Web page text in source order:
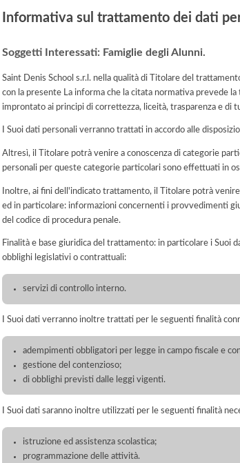
Informativa sul trattamento dei dati
Soggetti Interessati: Famiglie degli Alunni.
Saint Denis School s.r.l. nella qualità di Titolare del
con la presente La informa che la citata normativa prevede
improntato ai principi di correttezza, liceità, trasparenza e di
I Suoi dati personali verranno trattati in accordo alle
Altresì, il Titolare potrà venire a conoscenza di categorie
personali per queste categorie particolari sono effettuati in
Inoltre, ai fini dell'indicato trattamento, il Titolare potrà
ed in particolare: informazioni concernenti i provvedimenti
del codice di procedura penale.
Finalità e base giuridica del trattamento: in particolare i
obblighi legislativi o contrattuali:
servizi di controllo interno.
I Suoi dati verranno inoltre trattati per le seguenti finalità
adempimenti obbligatori per legge in campo fiscale e
gestione del contenzioso;
di obblighi previsti dalle leggi vigenti.
I Suoi dati saranno inoltre utilizzati per le seguenti finalità
istruzione ed assistenza scolastica;
programmazione delle attività.